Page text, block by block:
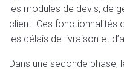
les modules de devis, de
client. Ces fonctionnalités
les délais de livraison et
Dans une seconde phase,